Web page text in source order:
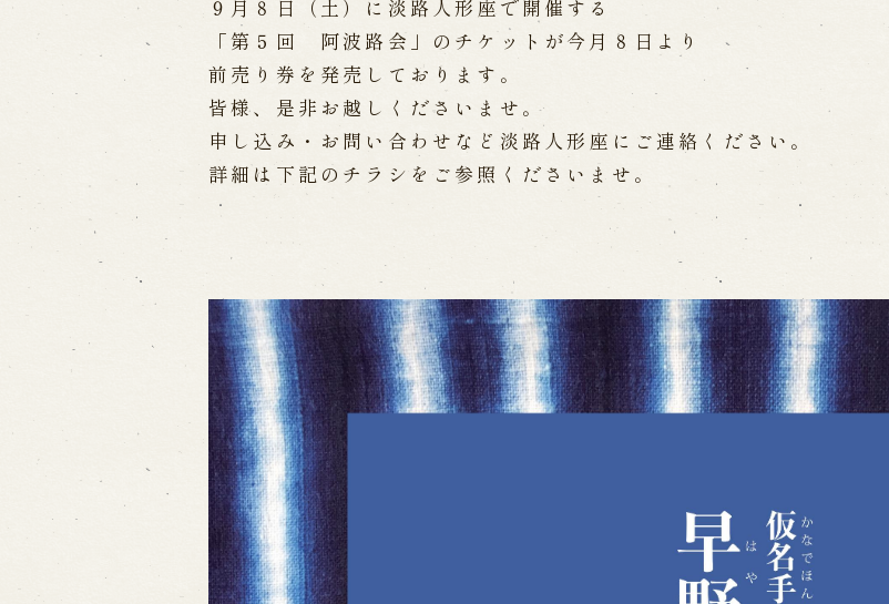
出張公演
出張公演 学校公演 海外旅行客向け特別公演「くにうみ」
歴史
淡路島と国生み神話
淡路人形の広がり
南あわじ市の伝統芸能
WEB予約
関連施
通販サイ
道の駅う
うずの丘
９月８日（土）に淡路人形座で開催する
「第５回 阿波路会」のチケットが今月８日より
前売り券を発売しております。
皆様、是非お越しくださいませ。
申し込み・お問い合わせなど淡路人形座にご連絡ください。
詳細は下記のチラシをご参照くださいませ。